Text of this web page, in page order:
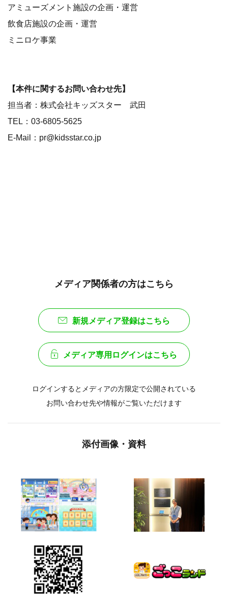
アミューズメント施設の企画・運営
飲食店施設の企画・運営
ミニロケ事業
【本件に関するお問い合わせ先】
担当者：株式会社キッズスター 武田
TEL：03-6805-5625
E-Mail：pr@kidsstar.co.jp
メディア関係者の方はこちら
新規メディア登録はこちら
メディア専用ログインはこちら
ログインするとメディアの方限定で公開されている
お問い合わせ先や情報がご覧いただけます
添付画像・資料